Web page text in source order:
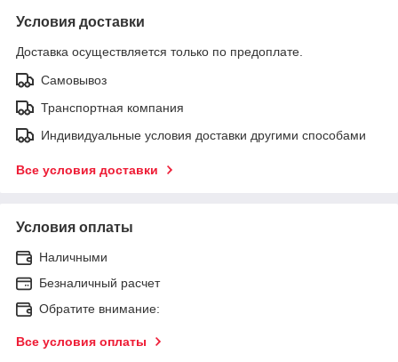
Условия доставки
Доставка осуществляется только по предоплате.
Самовывоз
Транспортная компания
Индивидуальные условия доставки другими способами
Все условия доставки
Условия оплаты
Наличными
Безналичный расчет
Обратите внимание:
Все условия оплаты